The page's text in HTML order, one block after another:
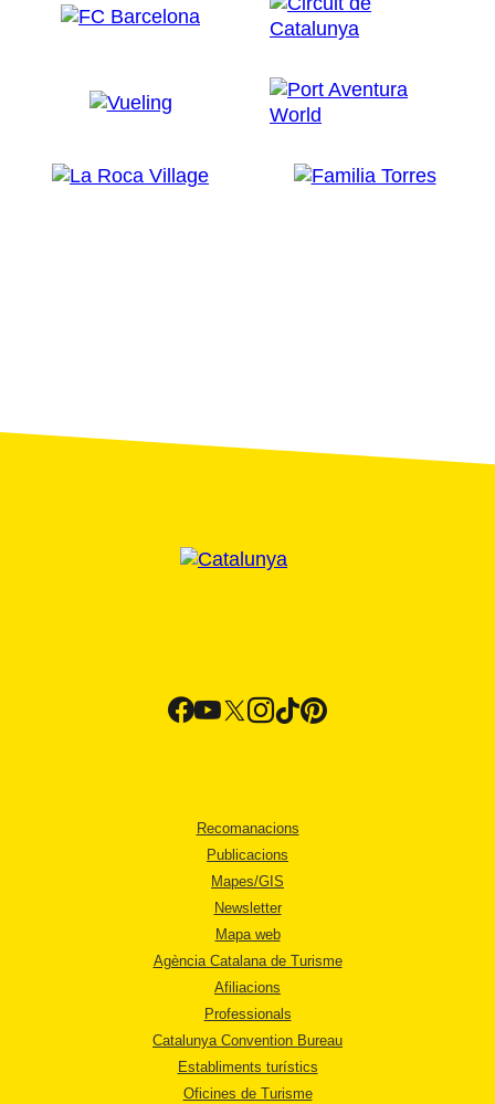
Recomanacions
Publicacions
Mapes/GIS
Newsletter
Mapa web
Agència Catalana de Turisme
Afiliacions
Professionals
Catalunya Convention Bureau
Establiments turístics
Oficines de Turisme